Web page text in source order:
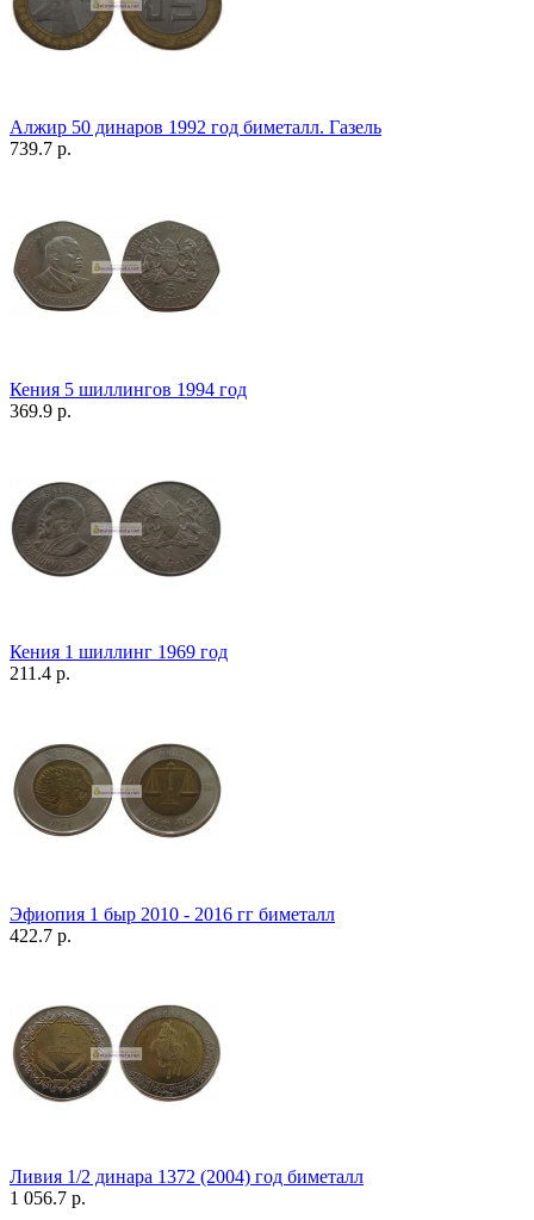
Алжир 50 динаров 1992 год биметалл. Газель
739.7 р.
Кения 5 шиллингов 1994 год
369.9 р.
Кения 1 шиллинг 1969 год
211.4 р.
Эфиопия 1 быр 2010 - 2016 гг биметалл
422.7 р.
Ливия 1/2 динара 1372 (2004) год биметалл
1 056.7 р.